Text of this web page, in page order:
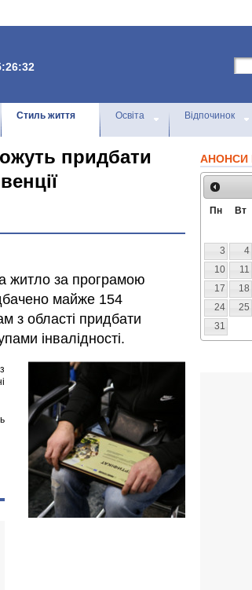
Стиль життя Освіта Відпочинок
придбати
житло за програмою
майже 154
з області придбати
інвалідності.
АНОНСИ
Пн Вт
3
4
10
11
17
18
24
25
31